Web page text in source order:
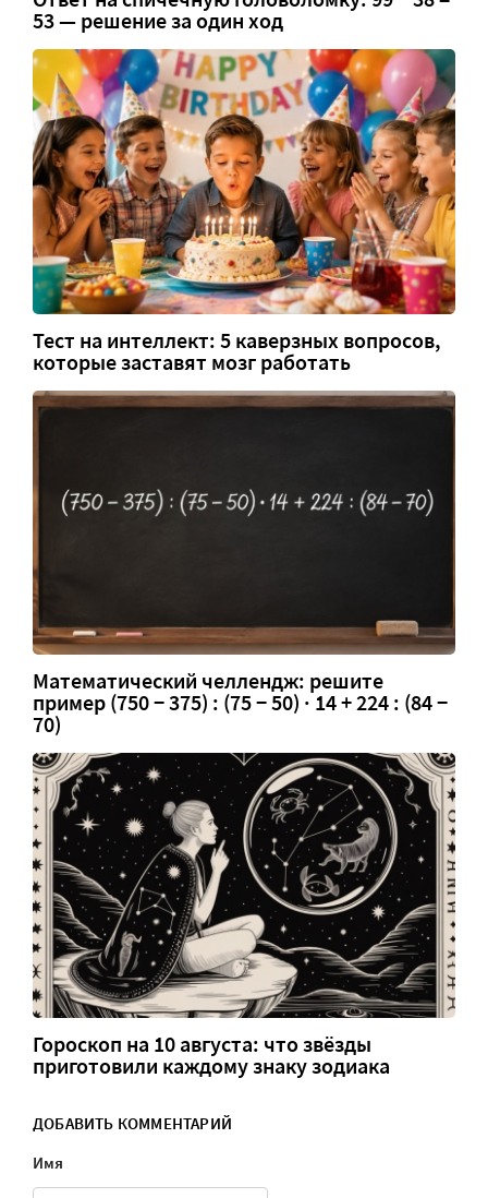
53 — решение за один ход
Тест на интеллект: 5 каверзных вопросов,
которые заставят мозг работать
Математический челлендж: решите
пример (750 − 375) : (75 − 50) · 14 + 224 : (84 −
70)
Гороскоп на 10 августа: что звёзды
приготовили каждому знаку зодиака
ДОБАВИТЬ КОММЕНТАРИЙ
Имя